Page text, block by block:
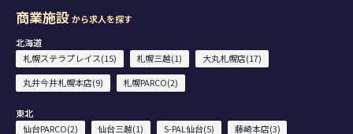
商業施設から求人を探す
北海道
札幌ステラプレイス(15)
札幌三越(1)
大丸札幌店(17)
丸井今井札幌本店(9)
札幌PARCO(2)
東北
仙台PARCO(2)
仙台三越(1) S-PAL仙台(5) 藤崎本店(3)